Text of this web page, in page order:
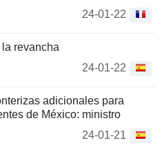
24-01-22
revancha
24-01-22
adicionales para
de México: ministro
24-01-21